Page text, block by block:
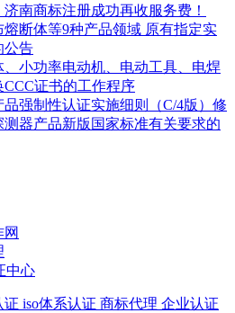
南商标注册成功再收服务费！
断体等9种产品领域 原有指定实
公告
小功率电动机、电动工具、电焊
证书的工作程序
强制性认证实施细则（C/4版）修
器产品新版国家标准有关要求的
证 iso体系认证 商标代理 企业认证